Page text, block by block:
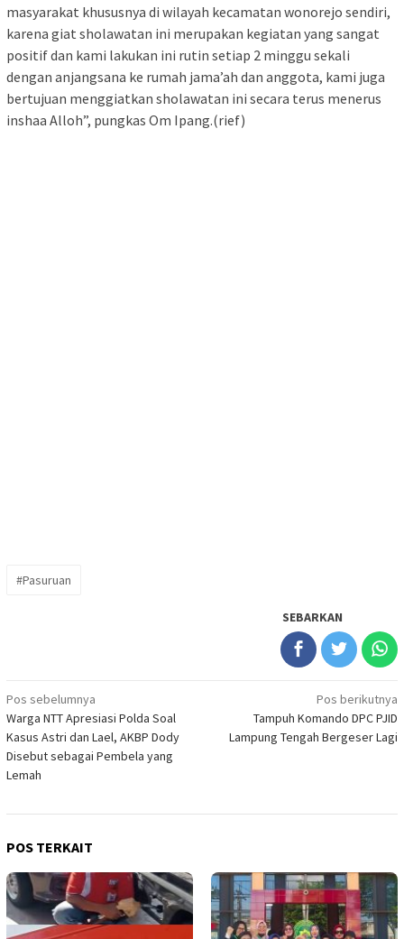
masyarakat khususnya di wilayah kecamatan wonorejo sendiri,
karena giat sholawatan ini merupakan kegiatan yang sangat
positif dan kami lakukan ini rutin setiap 2 minggu sekali
dengan anjangsana ke rumah jama’ah dan anggota, kami juga
bertujuan menggiatkan sholawatan ini secara terus menerus
inshaa Alloh”, pungkas Om Ipang.(rief)
#Pasuruan
SEBARKAN
Navigasi
pos
Pos sebelumnya
Warga NTT Apresiasi Polda Soal
Kasus Astri dan Lael, AKBP Dody
Disebut sebagai Pembela yang
Lemah
Pos berikutnya
Tampuh Komando DPC PJID
Lampung Tengah Bergeser Lagi
POS TERKAIT